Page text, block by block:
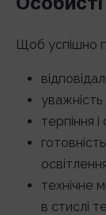
Щоб успішно
уважність
терпіння і
технічне
в стислі